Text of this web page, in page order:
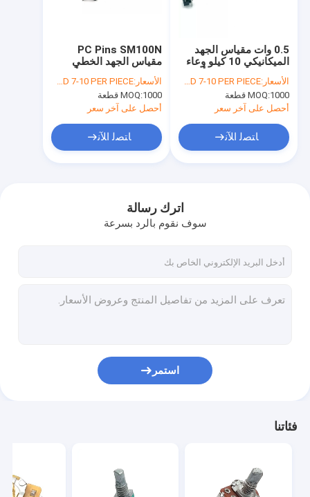
PC Pins SM100N
مقياس الجهد الخطي
شريحة لوحدة تحكم خلاط
الصوت
الأسعار:USD 7-10 PER PIECE
MOQ:1000 قطعة
أحصل على آخر سعر
ﺎﺘﺼﻟ ﺍﻶﻧ
0.5 وات مقياس الجهد
الميكانيكي 10 كيلو وعاء
كربون فيلم
الأسعار:USD 7-10 PER PIECE
MOQ:1000 قطعة
أحصل على آخر سعر
ﺎﺘﺼﻟ ﺍﻶﻧ
اترك رسالة
سوف نقوم بالرد بسرعة
استمر
فئاتنا